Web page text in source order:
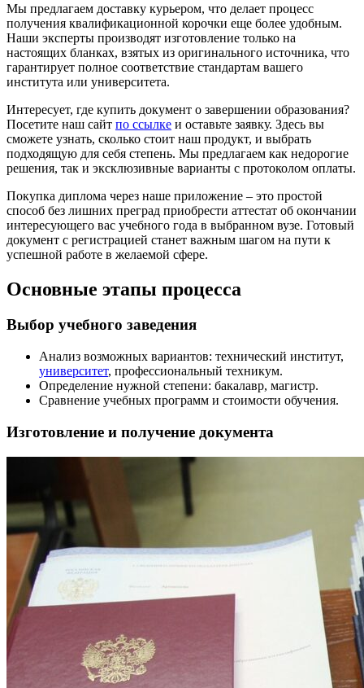
Мы предлагаем доставку курьером, что делает процесс
получения квалификационной корочки еще более удобным.
Наши эксперты производят изготовление только на
настоящих бланках, взятых из оригинального источника, что
гарантирует полное соответствие стандартам вашего
института или университета.
Интересует, где купить документ о завершении образования?
Посетите наш сайт по ссылке и оставьте заявку. Здесь вы
сможете узнать, сколько стоит наш продукт, и выбрать
подходящую для себя степень. Мы предлагаем как недорогие
решения, так и эксклюзивные варианты с протоколом оплаты.
Покупка диплома через наше приложение – это простой
способ без лишних преград приобрести аттестат об окончании
интересующего вас учебного года в выбранном вузе. Готовый
документ с регистрацией станет важным шагом на пути к
успешной работе в желаемой сфере.
Основные этапы процесса
Выбор учебного заведения
Анализ возможных вариантов: технический институт,
университет, профессиональный техникум.
Определение нужной степени: бакалавр, магистр.
Сравнение учебных программ и стоимости обучения.
Изготовление и получение документа